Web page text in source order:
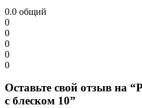
0.0 общий
0
0
0
0
0
Оставьте свой отзыв на
с блеском 10”